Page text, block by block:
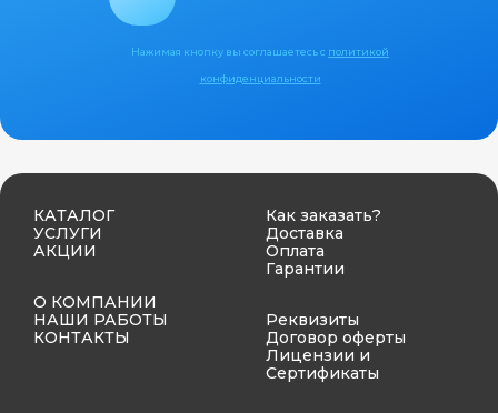
Нажимая кнопку вы соглашаетесь с политикой
конфиденциальности
КАТАЛОГ
УСЛУГИ
АКЦИИ
О КОМПАНИИ
НАШИ РАБОТЫ
КОНТАКТЫ
Как заказать?
Доставка
Оплата
Гарантии
Реквизиты
Договор оферты
Лицензии и
Сертификаты